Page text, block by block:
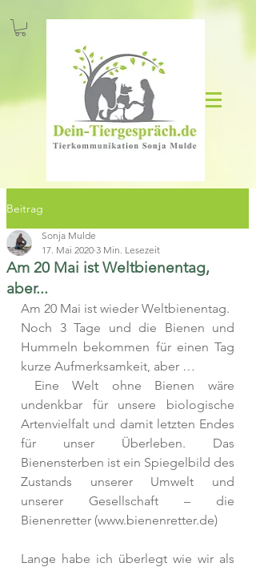
Beitrag
Am 20 Mai ist Weltbienentag,
aber...
Sonja Mulde
17. Mai 2020 3 Min. Lesezeit
Am 20 Mai ist wieder Weltbienentag.
Noch 3 Tage und die Bienen und
Hummeln bekommen für einen Tag
kurze Aufmerksamkeit, aber …
undenkbar für unsere biologische
Artenvielfalt und damit letzten Endes
für unser Überleben. Das
Bienensterben ist ein Spiegelbild des
Zustands unserer Umwelt und
unserer Gesellschaft – die
Bienenretter (www.bienenretter.de)
Lange habe ich überlegt wie wir als